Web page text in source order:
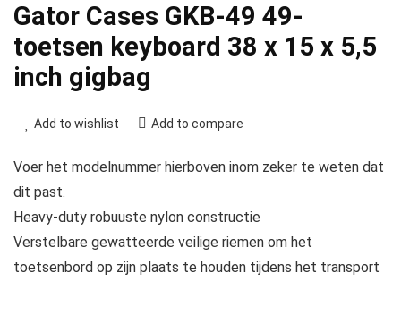
Gator Cases GKB-49 49-
toetsen keyboard 38 x 15 x 5,5
inch gigbag
Add to wishlist Add to compare
Voer het modelnummer hierboven inom zeker te weten dat
dit past.
Heavy-duty robuuste nylon constructie
Verstelbare gewatteerde veilige riemen om het
toetsenbord op zijn plaats te houden tijdens het transport